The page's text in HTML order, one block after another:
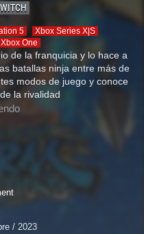
5
Xbox Series X|S
Xbox One
de la franquicia y lo hace a
batallas ninja entre más de
modos de juego y conoce
la rivalidad
/ 2023